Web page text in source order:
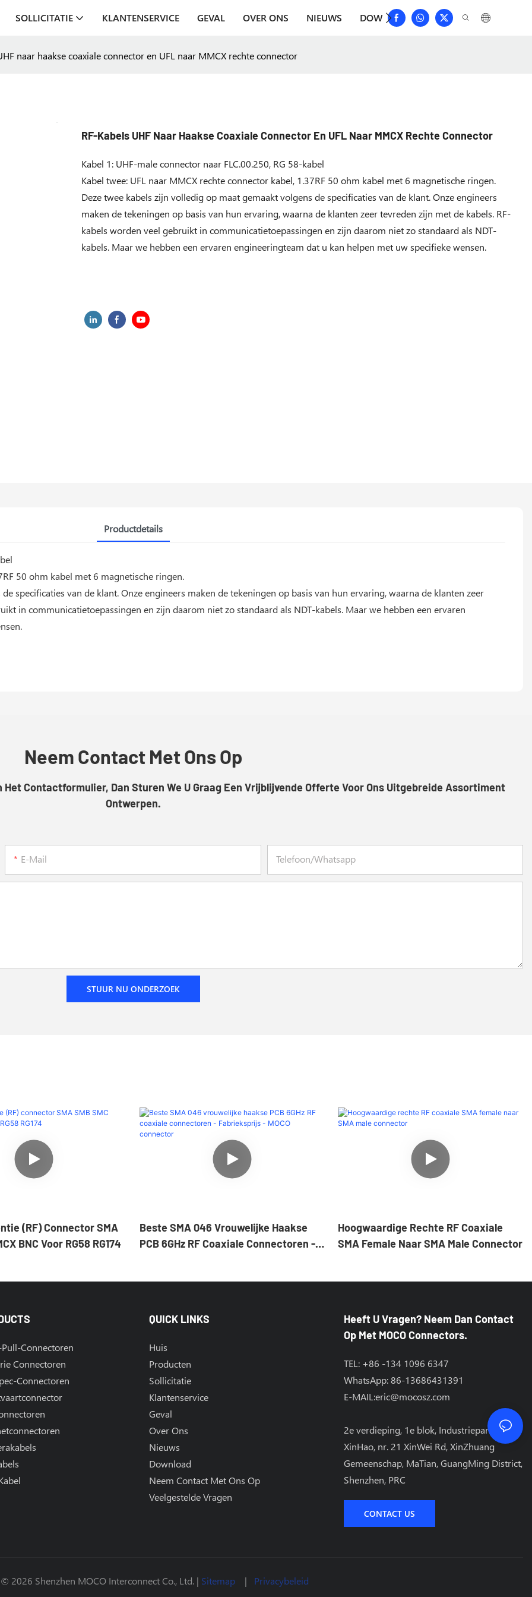
SOLLICITATIE KLANTENSERVICE GEVAL OVER ONS NIEUWS DOWNLOAD NEEM CONTACT MET
naar haakse coaxiale connector en UFL naar MMCX rechte connector
RF-Kabels UHF Naar Haakse Coaxiale Connector En UFL Naar MMCX Rechte Connector
Kabel 1: UHF-male connector naar FLC.00.250, RG 58-kabel
Kabel twee: UFL naar MMCX rechte connector kabel, 1.37RF 50 ohm kabel met 6 magnetische ringen.
Deze twee kabels zijn volledig op maat gemaakt volgens de specificaties van de klant. Onze engineers
maken de tekeningen op basis van hun ervaring, waarna de klanten zeer tevreden zijn met de kabels. RF-
kabels worden veel gebruikt in communicatietoepassingen en zijn daarom niet zo standaard als NDT-
kabels. Maar we hebben een ervaren engineeringteam dat u kan helpen met uw specifieke wensen.
Productdetails
50 ohm kabel met 6 magnetische ringen.
specificaties van de klant. Onze engineers maken de tekeningen op basis van hun ervaring, waarna de klanten zeer
in communicatietoepassingen en zijn daarom niet zo standaard als NDT-kabels. Maar we hebben een ervaren
Neem Contact Met Ons Op
Contactformulier, Dan Sturen We U Graag Een Vrijblijvende Offerte Voor Ons Uitgebreide Assortiment
Ontwerpen.
E-Mail Telefoon/whatsapp
STUUR NU ONDERZOEK
(RF) Connector SMA
BNC Voor RG58 RG174
Beste SMA 046 Vrouwelijke Haakse
PCB 6GHz RF Coaxiale Connectoren -
Hoogwaardige Rechte RF Coaxiale
SMA Female Naar SMA Male Connector
Connectoren
Connectoren
Connectoren
QUICK LINKS
Huis
Producten
Sollicitatie
Klantenservice
Geval
Over Ons
Nieuws
Download
Neem Contact Met Ons Op
Veelgestelde Vragen
Heeft U Vragen? Neem Dan Contact
Op Met MOCO Connectors.
TEL: +86 -134 1096 6347
WhatsApp: 86-13686431391
E-MAIL:eric@mocosz.com
2e verdieping, 1e blok, Industriepark
XinHao, nr. 21 XinWei Rd, XinZhuang
Gemeenschap, MaTian, ​​GuangMing District,
Shenzhen, PRC
CONTACT US
2026 Shenzhen MOCO Interconnect Co., Ltd. | Sitemap | Privacybeleid